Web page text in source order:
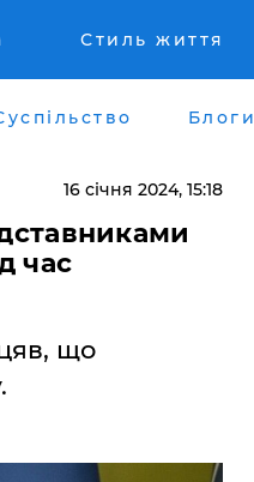
Стиль життя
Блоги
16 січня 2024, 15:18
час
що